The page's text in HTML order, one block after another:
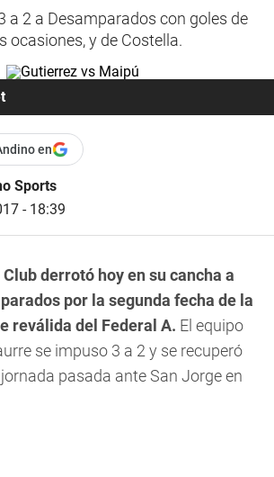
a 2 a Desamparados con goles de
ocasiones, y de Costella.
en
Sports
- 18:39
derrotó hoy en su cancha a
por la segunda fecha de la
reválida del Federal A. El equipo
se impuso 3 a 2 y se recuperó
pasada ante San Jorge en